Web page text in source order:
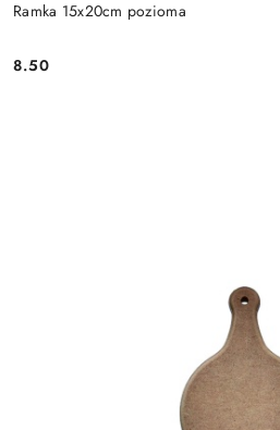
Ramka 15x20cm pozioma
Cena:
8.50